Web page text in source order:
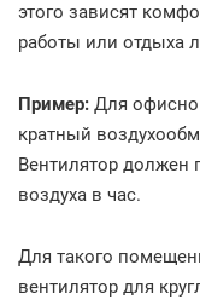
этого зависят
работы или отдыха
Пример: Для
кратный
Вентилятор должен
воздуха в час.
Для такого
вентилятор для